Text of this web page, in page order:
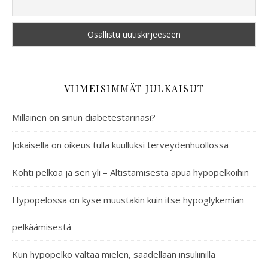
VIIMEISIMMÄT JULKAISUT
Millainen on sinun diabetestarinasi?
Jokaisella on oikeus tulla kuulluksi terveydenhuollossa
Kohti pelkoa ja sen yli – Altistamisesta apua hypopelkoihin
Hypopelossa on kyse muustakin kuin itse hypoglykemian
pelkäämisestä
Kun hypopelko valtaa mielen, säädellään insuliinilla